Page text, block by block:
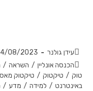
עידן גולנר
08/2023
הכנסה אונליין / השראה /
טוק / טיקטוק / טיקטוק
באינטרנט / למידה / מדע /